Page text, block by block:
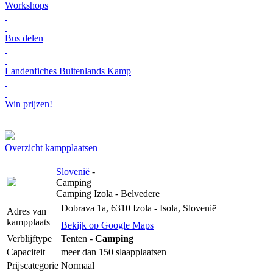
Workshops
Bus delen
Landenfiches Buitenlands Kamp
Win prijzen!
Overzicht kampplaatsen
Slovenië -
Camping
Camping Izola - Belvedere
Adres van
kampplaats
Dobrava 1a, 6310 Izola - Isola, Slovenië
Bekijk op Google Maps
Verblijftype
Tenten - Camping
Capaciteit
meer dan 150 slaapplaatsen
Prijscategorie Normaal